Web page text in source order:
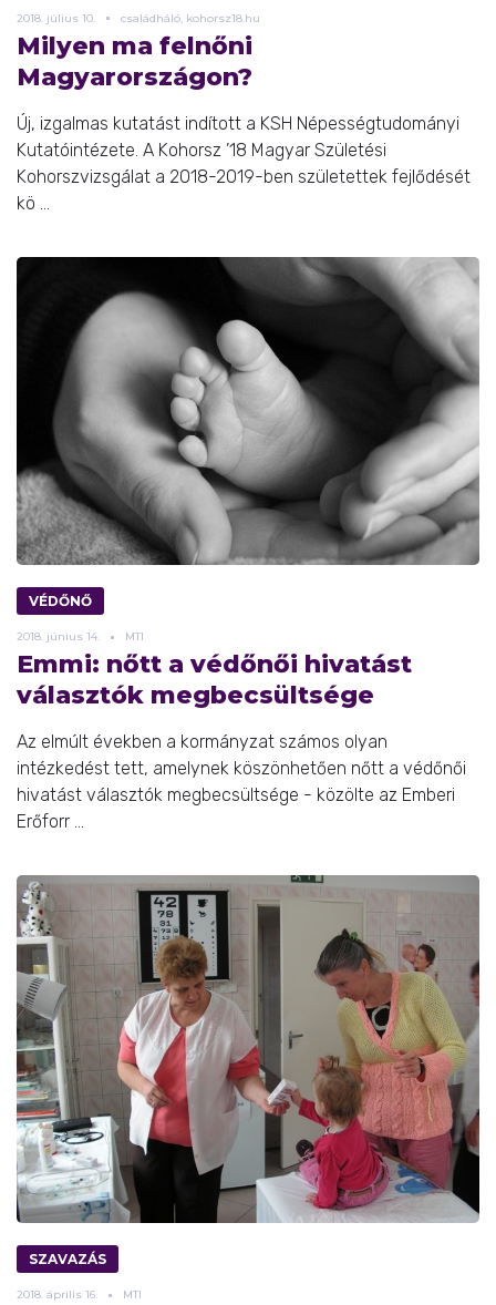
2018. július 10. családháló, kohorsz18.hu
Milyen ma felnőni
Magyarországon?
Új, izgalmas kutatást indított a KSH Népességtudományi
Kutatóintézete. A Kohorsz ’18 Magyar Születési
Kohorszvizsgálat a 2018-2019-ben születettek fejlődését
kö ...
VÉDŐNŐ
2018. június 14. MTI
Emmi: nőtt a védőnői hivatást
választók megbecsültsége
Az elmúlt években a kormányzat számos olyan
intézkedést tett, amelynek köszönhetően nőtt a védőnői
hivatást választók megbecsültsége - közölte az Emberi
Erőforr ...
SZAVAZÁS
2018. április 16. MTI